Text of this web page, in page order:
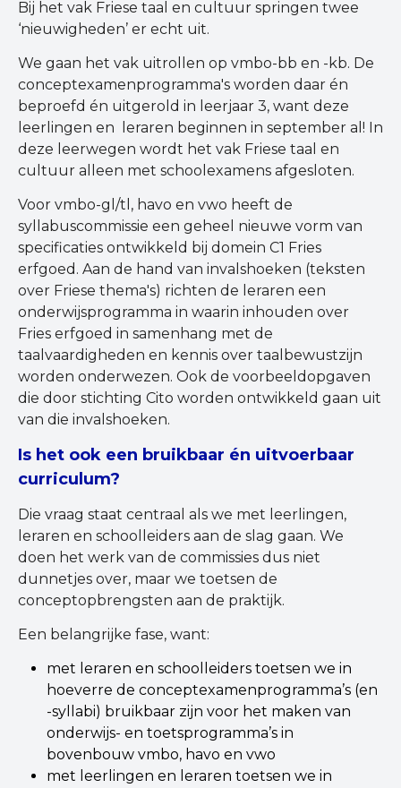
Bij het vak Friese taal en cultuur springen twee
‘nieuwigheden’ er echt uit.
We gaan het vak uitrollen op vmbo-bb en -kb. De
conceptexamenprogramma's worden daar én
beproefd én uitgerold in leerjaar 3, want deze
leerlingen en leraren beginnen in september al! In
deze leerwegen wordt het vak Friese taal en
cultuur alleen met schoolexamens afgesloten.
Voor vmbo-gl/tl, havo en vwo heeft de
syllabuscommissie een geheel nieuwe vorm van
specificaties ontwikkeld bij domein C1 Fries
erfgoed. Aan de hand van invalshoeken (teksten
over Friese thema's) richten de leraren een
onderwijsprogramma in waarin inhouden over
Fries erfgoed in samenhang met de
taalvaardigheden en kennis over taalbewustzijn
worden onderwezen. Ook de voorbeeldopgaven
die door stichting Cito worden ontwikkeld gaan uit
van die invalshoeken.
Is het ook een bruikbaar én uitvoerbaar
curriculum?
Die vraag staat centraal als we met leerlingen,
leraren en schoolleiders aan de slag gaan. We
doen het werk van de commissies dus niet
dunnetjes over, maar we toetsen de
conceptopbrengsten aan de praktijk.
Een belangrijke fase, want:
met leraren en schoolleiders toetsen we in
hoeverre de conceptexamenprogramma’s (en
-syllabi) bruikbaar zijn voor het maken van
onderwijs- en toetsprogramma’s in
bovenbouw vmbo, havo en vwo
met leerlingen en leraren toetsen we in